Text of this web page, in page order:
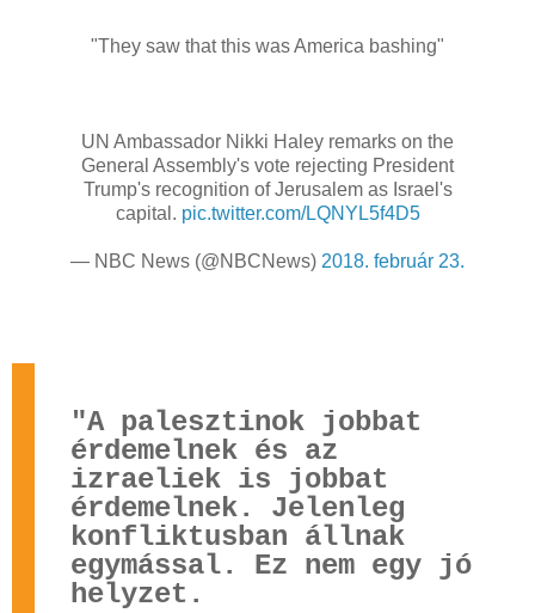
"They saw that this was America bashing"
UN Ambassador Nikki Haley remarks on the
General Assembly's vote rejecting President
Trump's recognition of Jerusalem as Israel's
capital. pic.twitter.com/LQNYL5f4D5
— NBC News (@NBCNews) 2018. február 23.
"A palesztinok jobbat
érdemelnek és az
izraeliek is jobbat
érdemelnek. Jelenleg
konfliktusban állnak
egymással. Ez nem egy jó
helyzet.